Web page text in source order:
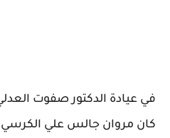
في عيادة الدكتور صفوت
كان مروان جالس علي